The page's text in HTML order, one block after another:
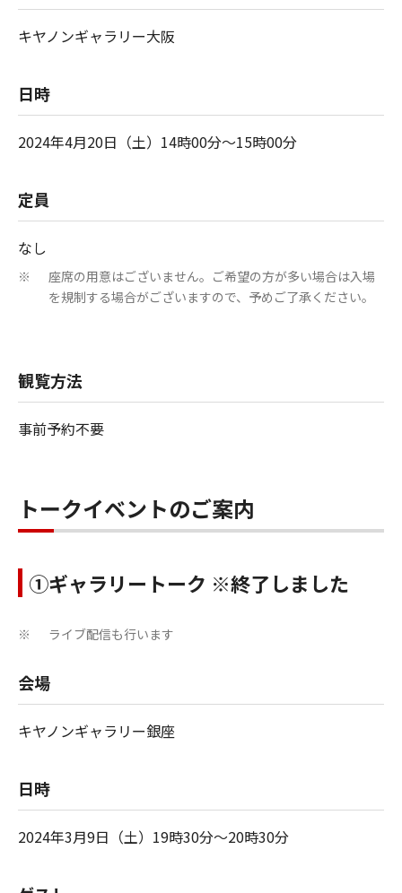
キヤノンギャラリー大阪
日時
2024年4月20日（土）14時00分～15時00分
定員
なし
※
座席の用意はございません。ご希望の方が多い場合は入場
を規制する場合がございますので、予めご了承ください。
観覧方法
事前予約不要
トークイベントのご案内
①ギャラリートーク ※終了しました
※ ライブ配信も行います
会場
キヤノンギャラリー銀座
日時
2024年3月9日（土）19時30分～20時30分